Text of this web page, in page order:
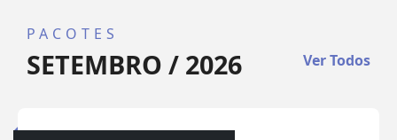
PACOTES
SETEMBRO / 2026 Ver Todos